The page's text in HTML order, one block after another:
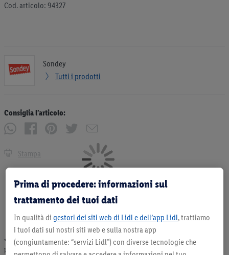
Cod. articolo: 94327
Sondey
Tutti i prodotti
Consiglia l’articolo:
Stampa
* Offerta valida fino ad esaurimento scorte. Tutti i prezzi senza decorazioni. I
prodotti qui reclamizzati, soprattutto quelli non-food, non fanno sempre parte
Prima di procedere: informazioni sul
trattamento dei tuoi dati
In qualità di gestori dei siti web di Lidl e dell’app Lidl, trattiamo
i tuoi dati sui nostri siti web e sulla nostra app
(congiuntamente: “servizi Lidl”) con diverse tecnologie che